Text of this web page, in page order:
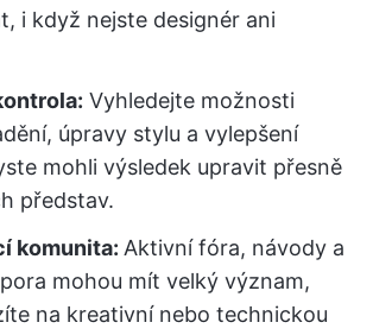
i když nejste designér ani
Vyhledejte možnosti
úpravy stylu a vylepšení
mohli výsledek upravit přesně
představ.
komunita: Aktivní fóra, návody a
mohou mít velký význam,
na kreativní nebo technickou